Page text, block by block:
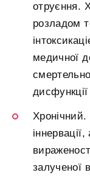
отруєння.
розладом
медичної
дисфункції
Хронічний.
залученої